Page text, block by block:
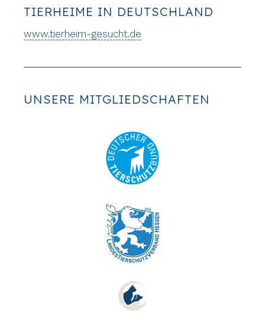
TIERHEIME IN DEUTSCHLAND
www.tierheim-gesucht.de
UNSERE MITGLIEDSCHAFTEN